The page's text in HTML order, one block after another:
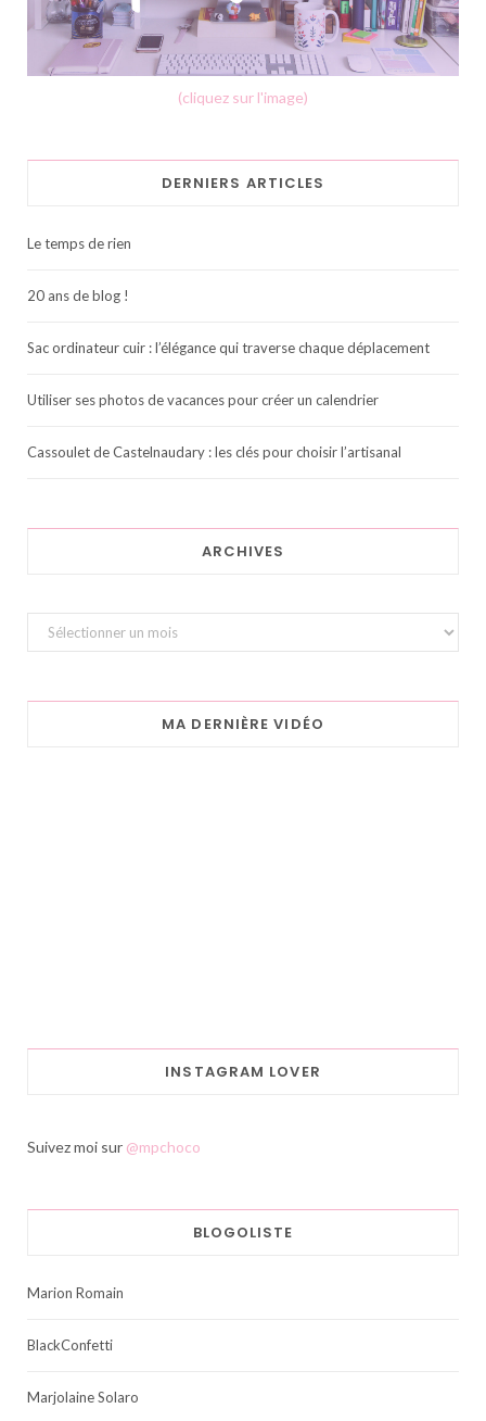
(cliquez sur l'image)
DERNIERS ARTICLES
Le temps de rien
20 ans de blog !
Sac ordinateur cuir : l’élégance qui traverse chaque déplacement
Utiliser ses photos de vacances pour créer un calendrier
Cassoulet de Castelnaudary : les clés pour choisir l’artisanal
ARCHIVES
Archives
MA DERNIÈRE VIDÉO
INSTAGRAM LOVER
Suivez moi sur @mpchoco
BLOGOLISTE
Marion Romain
BlackConfetti
Marjolaine Solaro